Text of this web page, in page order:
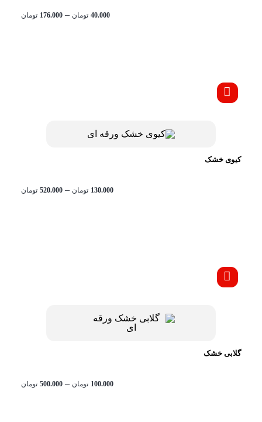
تومان 40.000
– تومان 176.000
کیوی خشک
تومان 130.000
– تومان 520.000
گلابی خشک
تومان 100.000
– تومان 500.000